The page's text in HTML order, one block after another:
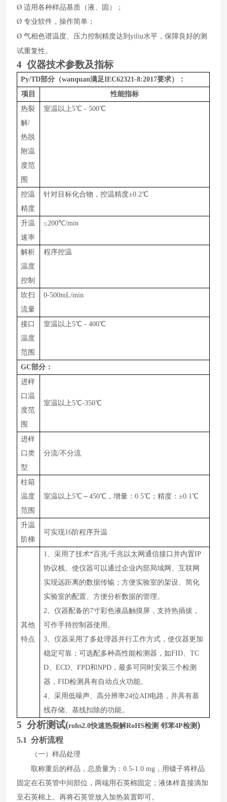
Ø适用各种样品基质（液、固）；
Ø专业软件，操作简单；
Ø气相色谱温度、压力控制精度达到yiliu水平，保障良好的测
试重复性。
4仪器技术参数及指标
Py/TD部分（wanquan满足IEC62321-8:2017要求）：
项目
性能指标
热裂
解/
热脱
附温
度范
围
室温以上5℃ - 500℃
控温
精度
针对目标化合物，控温精度±0.2℃
升温
速率
≤200℃/min
解析
温度
控制
程序控温
吹扫
流量
0-500mL/min
接口
温度
范围
室温以上5℃ - 400℃
GC部分：
进样
口温
度范
围
室温以上5℃-350℃
进样
口类
型
分流/不分流
柱箱
温度
范围
室温以上5℃～450℃，增量：0.5℃；精度：±0.1℃
升温
阶梯
可实现16阶程序升温
其他
特点
1、采用了技术*百兆/千兆以太网通信接口并内置IP
协议栈、使仪器可以通过企业内部局域网、互联网
实现远距离的数据传输；方便实验室的架设、简化
实验室的配置、方便分析数据的管理。
2、仪器配备的7寸彩色液晶触摸屏，支持热插拔，
可作手持控制器使用。
3、仪器采用了多处理器并行工作方式，使仪器更加
稳定可靠；可选配多种高性能检测器，如FID、TC
D、ECD、FPD和NPD，最多可同时安装三个检测
器，FID检测具有自动点火功能。
4、采用低噪声、高分辨率24位AD电路，并具有基
线存储、基线扣除的功能。
5分析测试(rohs2.0快速热裂解RoHS检测 邻苯4P检测)
5.1 分析流程
（一）样品处理
取称重后的样品，总质量为：0.5-1.0 mg ，用镊子将样品
固定在石英管中间部位，两端用石英棉固定；液体样直接滴加
至石英棉上。再将石英管放入加热装置即可。